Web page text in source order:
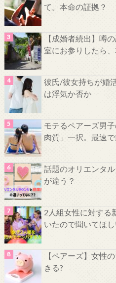
て。本命の証拠？
【成婚者続出】噂
室にお参りしたら
彼氏/彼女持ちが婚
は浮気か否か
モテるペアーズ男
肉質」一択。最速
話題のオリエンタ
が違う？
2人組女性に対する
いたので聞いてほ
【ペアーズ】女性
きる?